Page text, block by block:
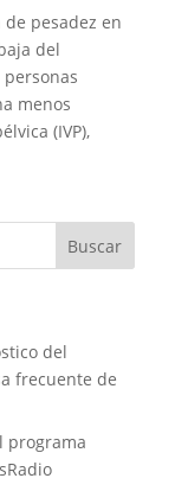
pesadez en
del
menos
(IVP),
del
frecuente de
programa